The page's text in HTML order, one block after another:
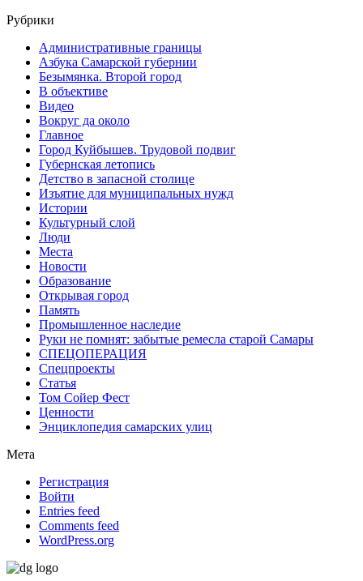
Рубрики
Административные границы
Азбука Самарской губернии
Безымянка. Второй город
В объективе
Видео
Вокруг да около
Главное
Город Куйбышев. Трудовой подвиг
Губернская летопись
Детство в запасной столице
Изъятие для муниципальных нужд
Истории
Культурный слой
Люди
Места
Новости
Образование
Открывая город
Память
Промышленное наследие
Руки не помнят: забытые ремесла старой Самары
СПЕЦОПЕРАЦИЯ
Спецпроекты
Статья
Том Сойер Фест
Ценности
Энциклопедия самарских улиц
Мета
Регистрация
Войти
Entries feed
Comments feed
WordPress.org